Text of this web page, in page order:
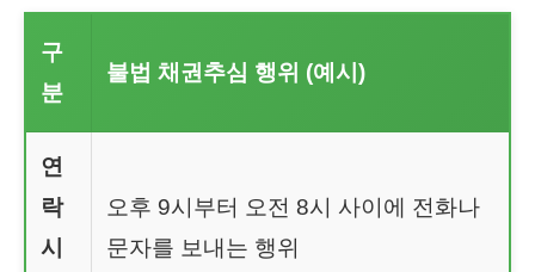
구
분
불법 채권추심 행위 (예시)
연
락
시
오후 9시부터 오전 8시 사이에 전화나
문자를 보내는 행위